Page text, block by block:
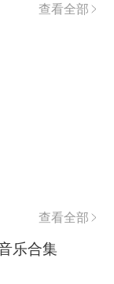
查看全部
查看全部
乐合集